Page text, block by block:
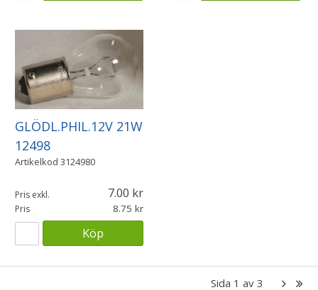
GLÖDL.PHIL.12V 21W
12498
Artikelkod 3124980
Pris exkl. 7.00
Pris 8.75
Köp
Sida 1 av 3